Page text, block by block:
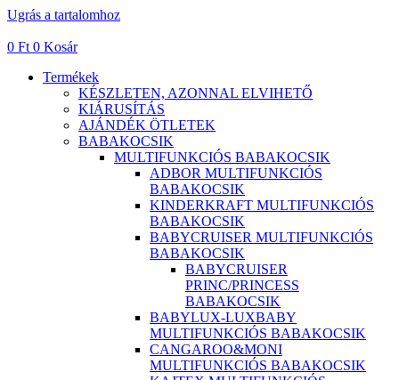
Ugrás a tartalomhoz
0 Ft 0 Kosár
Termékek
KÉSZLETEN, AZONNAL ELVIHETŐ
KIÁRUSÍTÁS
AJÁNDÉK ÖTLETEK
BABAKOCSIK
MULTIFUNKCIÓS BABAKOCSIK
ADBOR MULTIFUNKCIÓS
BABAKOCSIK
KINDERKRAFT MULTIFUNKCIÓS
BABAKOCSIK
BABYCRUISER MULTIFUNKCIÓS
BABAKOCSIK
BABYCRUISER
PRINC/PRINCESS
BABAKOCSIK
BABYLUX-LUXBABY
MULTIFUNKCIÓS BABAKOCSIK
CANGAROO&MONI
MULTIFUNKCIÓS BABAKOCSIK